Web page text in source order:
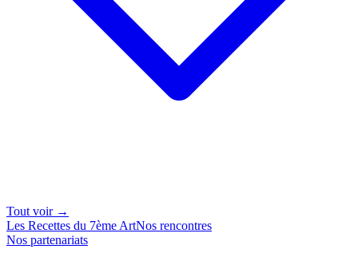
Tout voir →
Les Recettes du 7ème ArtNos rencontres
Nos partenariats